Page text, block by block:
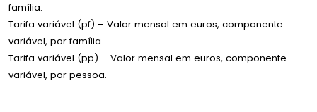
família.
Tarifa variável (pf) – Valor mensal em euros, componente
variável, por família.
Tarifa variável (pp) – Valor mensal em euros, componente
variável, por pessoa.